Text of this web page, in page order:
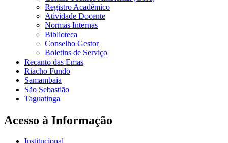
Registro Acadêmico
Atividade Docente
Normas Internas
Biblioteca
Conselho Gestor
Boletins de Serviço
Recanto das Emas
Riacho Fundo
Samambaia
São Sebastião
Taguatinga
Acesso à Informação